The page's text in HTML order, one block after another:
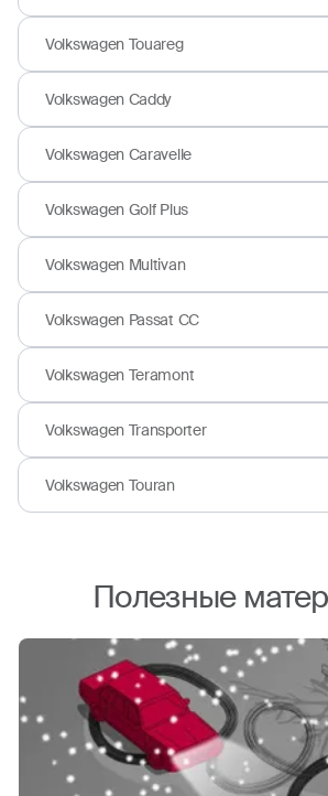
Volkswagen Touareg
Volkswagen Caddy
Volkswagen Caravelle
Volkswagen Golf Plus
Volkswagen Multivan
Volkswagen Passat CC
Volkswagen Teramont
Volkswagen Transporter
Volkswagen Touran
Полезные